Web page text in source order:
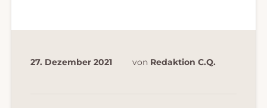
27. Dezember 2021 von Redaktion C.Q.